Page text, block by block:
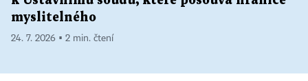
myslitelného
24. 7. 2026 ▪ 2 min. čtení